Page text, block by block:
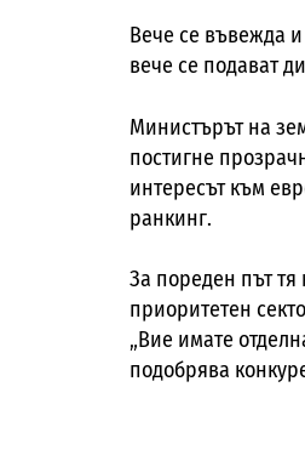
Вече се въвежда и
вече се подават
Министърът на
постигне
интересът към
ранкинг.
За пореден път
приоритетен
„Вие имате
подобрява